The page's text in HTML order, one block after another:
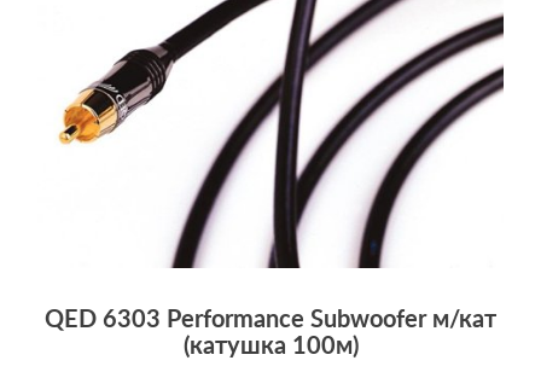
QED 6303 Performance Subwoofer м/кат
(катушка 100м)